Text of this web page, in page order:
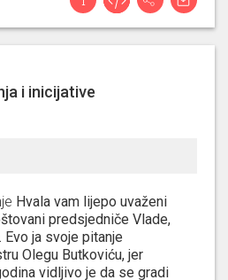
i inicijative
Hvala vam lijepo uvaženi
predsjedniče Vlade,
ja svoje pitanje
Olegu Butkoviću, jer
vidljivo je da se gradi